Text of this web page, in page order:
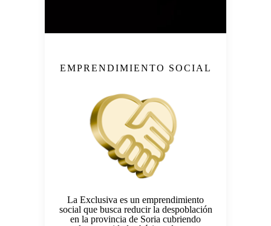
EMPRENDIMIENTO SOCIAL
La Exclusiva es un emprendimiento
social que busca reducir la despoblación
en la provincia de Soria cubriendo